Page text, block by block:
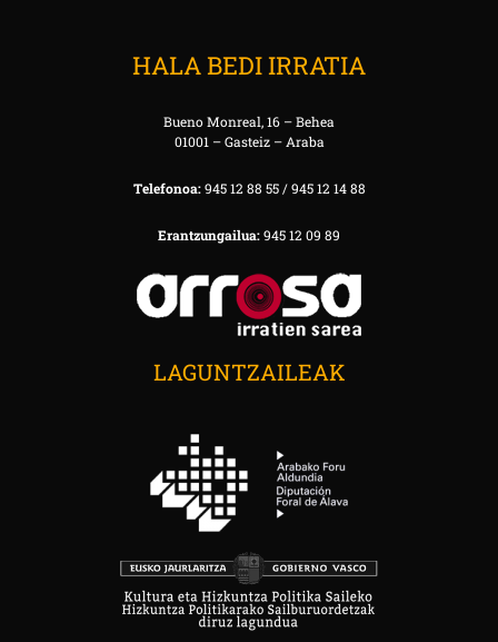
HALA BEDI IRRATIA
Bueno Monreal, 16 – Behea
01001 – Gasteiz – Araba
Telefonoa:945 12 88 55 / 945 12 14 88
Erantzungailua:945 12 09 89
LAGUNTZAILEAK